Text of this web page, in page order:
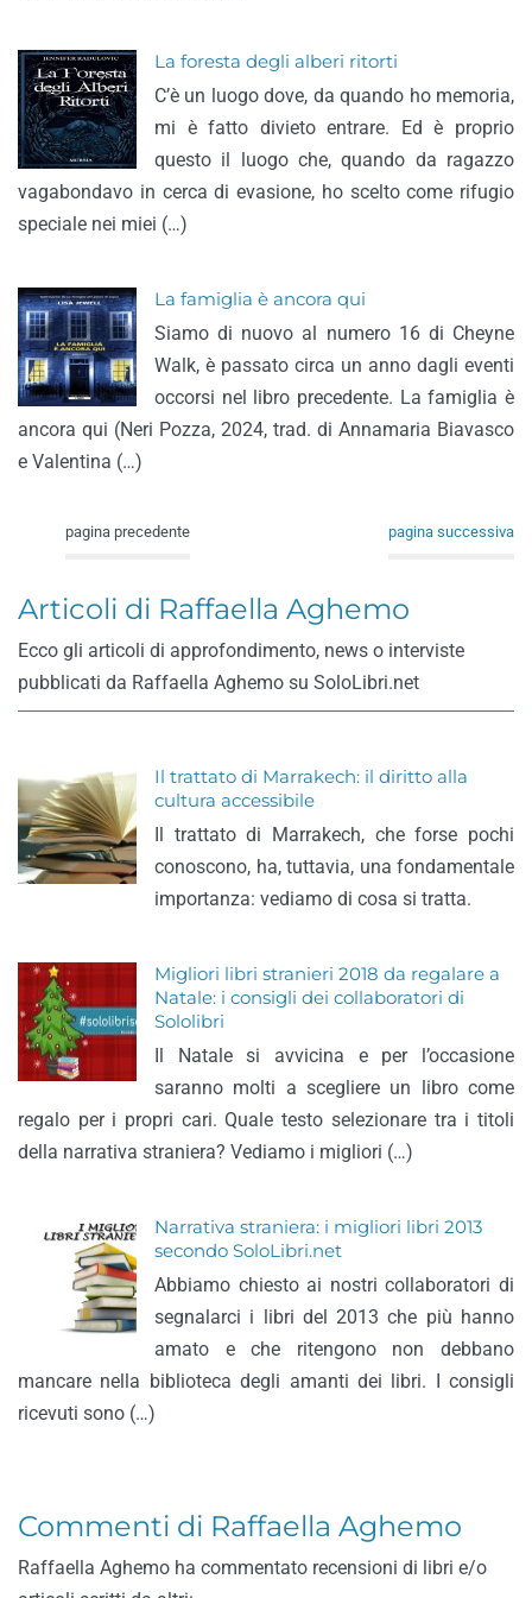
La foresta degli alberi ritorti
C’è un luogo dove, da quando ho memoria,
mi è fatto divieto entrare. Ed è proprio
questo il luogo che, quando da ragazzo
vagabondavo in cerca di evasione, ho scelto come rifugio
speciale nei miei (…)
La famiglia è ancora qui
Siamo di nuovo al numero 16 di Cheyne
Walk, è passato circa un anno dagli eventi
occorsi nel libro precedente. La famiglia è
ancora qui (Neri Pozza, 2024, trad. di Annamaria Biavasco
e Valentina (…)
pagina precedente pagina successiva
Articoli di Raffaella Aghemo
Ecco gli articoli di approfondimento, news o interviste
pubblicati da Raffaella Aghemo su SoloLibri.net
Il trattato di Marrakech: il diritto alla
cultura accessibile
Il trattato di Marrakech, che forse pochi
conoscono, ha, tuttavia, una fondamentale
importanza: vediamo di cosa si tratta.
Migliori libri stranieri 2018 da regalare a
Natale: i consigli dei collaboratori di
Sololibri
Il Natale si avvicina e per l’occasione
saranno molti a scegliere un libro come
regalo per i propri cari. Quale testo selezionare tra i titoli
della narrativa straniera? Vediamo i migliori (…)
Narrativa straniera: i migliori libri 2013
secondo SoloLibri.net
Abbiamo chiesto ai nostri collaboratori di
segnalarci i libri del 2013 che più hanno
amato e che ritengono non debbano
mancare nella biblioteca degli amanti dei libri. I consigli
ricevuti sono (…)
Commenti di Raffaella Aghemo
Raffaella Aghemo ha commentato recensioni di libri e/o